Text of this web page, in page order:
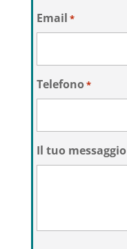
Email *
Telefono*
Il tuo messaggio